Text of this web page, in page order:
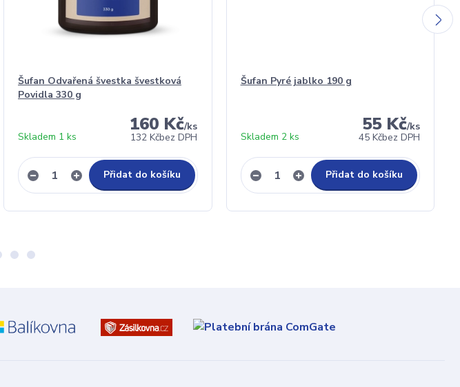
Šufan Odvařená švestka švestková
Povidla 330 g
160 Kč/ks
132 Kčbez DPH
Skladem 1 ks
Přidat do košíku
Šufan Pyré jablko 190 g
55 Kč/ks
45 Kčbez DPH
Skladem 2 ks
Přidat do košíku